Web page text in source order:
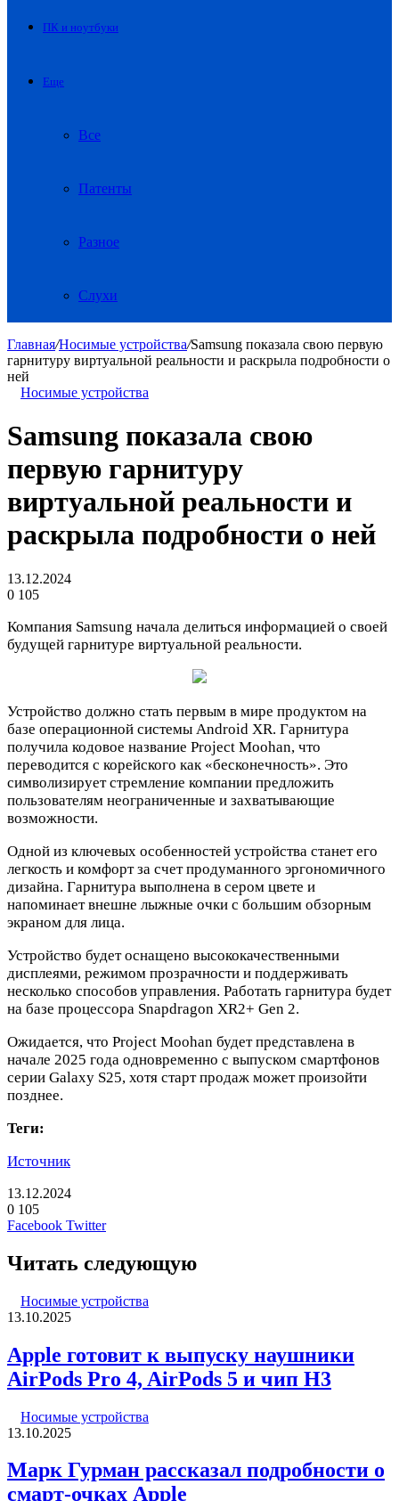
ПК и ноутбуки
Еще
Все
Патенты
Разное
Слухи
Главная/Носимые устройства/Samsung показала свою первую
гарнитуру виртуальной реальности и раскрыла подробности о
ней
Носимые устройства
Samsung показала свою
первую гарнитуру
виртуальной реальности и
раскрыла подробности о ней
13.12.2024
0 105
Компания Samsung начала делиться информацией о своей
будущей гарнитуре виртуальной реальности.
Устройство должно стать первым в мире продуктом на
базе операционной системы Android XR. Гарнитура
получила кодовое название Project Moohan, что
переводится с корейского как «бесконечность». Это
символизирует стремление компании предложить
пользователям неограниченные и захватывающие
возможности.
Одной из ключевых особенностей устройства станет его
легкость и комфорт за счет продуманного эргономичного
дизайна. Гарнитура выполнена в сером цвете и
напоминает внешне лыжные очки с большим обзорным
экраном для лица.
Устройство будет оснащено высококачественными
дисплеями, режимом прозрачности и поддерживать
несколько способов управления. Работать гарнитура будет
на базе процессора Snapdragon XR2+ Gen 2.
Ожидается, что Project Moohan будет представлена в
начале 2025 года одновременно с выпуском смартфонов
серии Galaxy S25, хотя старт продаж может произойти
позднее.
Теги:
Источник
13.12.2024
0 105
Facebook TwitterLinkedIn
Pinterest
Вконтакте
Одноклассники
Skype
WhatsApp
Telegram
Viber
Читать следующую
Носимые устройства
13.10.2025
Apple готовит к выпуску наушники
AirPods Pro 4, AirPods 5 и чип H3
Носимые устройства
13.10.2025
Марк Гурман рассказал подробности о
смарт-очках Apple